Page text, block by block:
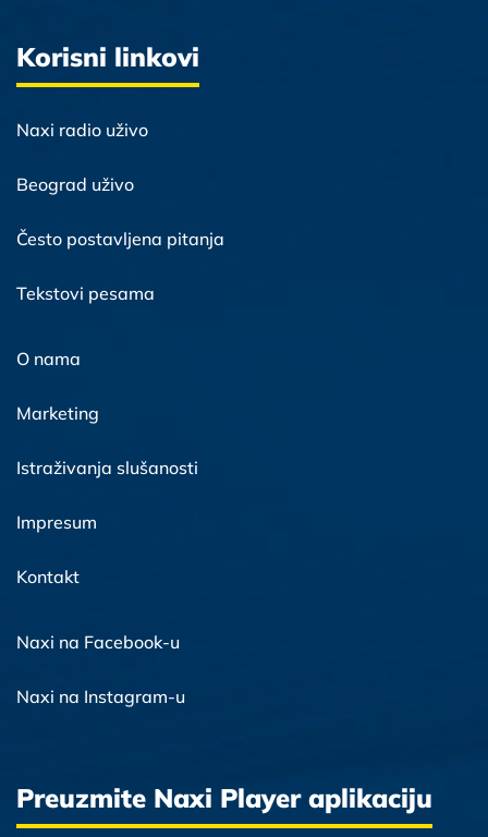
Korisni linkovi
Naxi radio uživo
Beograd uživo
Često postavljena pitanja
Tekstovi pesama
O nama
Marketing
Istraživanja slušanosti
Impresum
Kontakt
Naxi na Facebook-u
Naxi na Instagram-u
Preuzmite Naxi Player aplikaciju